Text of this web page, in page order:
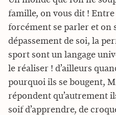
famille, on vous dit !
forcément se parler et on
dépassement de soi, la
sport sont un langage
le réaliser ! d’ailleurs
pourquoi ils se bougent,
répondent qu’autrement
soif d’apprendre, de